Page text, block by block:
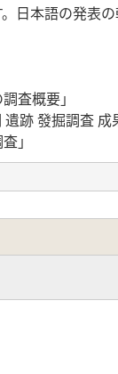
日本語の発表の
査概要」
跡 發掘調査 成
」